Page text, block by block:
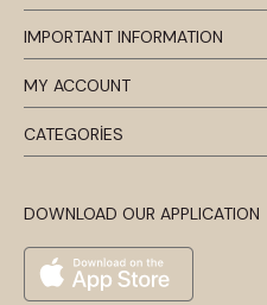
IMPORTANT INFORMATION
MY ACCOUNT
CATEGORİES
DOWNLOAD OUR APPLICATION